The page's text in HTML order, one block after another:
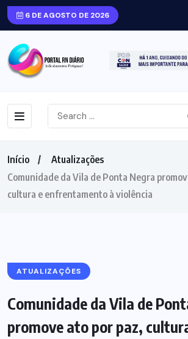
6 DE AGOSTO DE 2026
Início
Atualizações
Comunidade da Vila de Ponta Negra
cultura e enfrentamento à violência
ATUALIZAÇÕES
Comunidade da Vila de
promove ato por paz,